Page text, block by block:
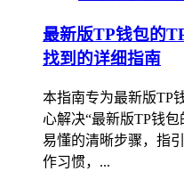
最新版TP钱包的
找到的详细指南
本指南专为最新版TP
心解决“最新版TP钱
易懂的清晰步骤，指
作习惯，...